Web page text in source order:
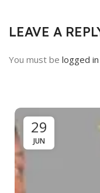
LEAVE A
You must be logged in
29
JUN